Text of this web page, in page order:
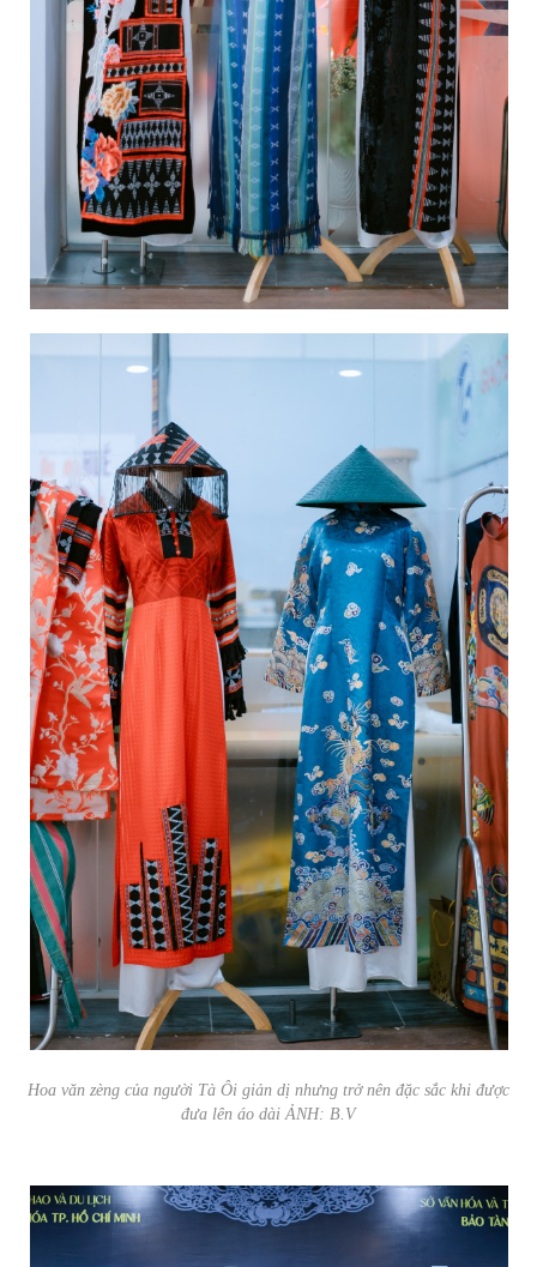
Hoa văn zèng của người Tà Ôi giản dị nhưng trở nên đặc sắc khi được
đưa lên áo dài ẢNH: B.V